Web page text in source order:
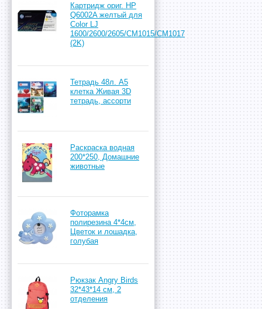
Картридж ориг. HP
Q6002A желтый для
Color LJ
1600/2600/2605/CM1015/CM1017
(2K)
Тетрадь 48л. А5
клетка Живая 3D
тетрадь, ассорти
Раскраска водная
200*250, Домашние
животные
Фоторамка
полирезина 4*4см,
Цветок и лошадка,
голубая
Рюкзак Angry Birds
32*43*14 см, 2
отделения